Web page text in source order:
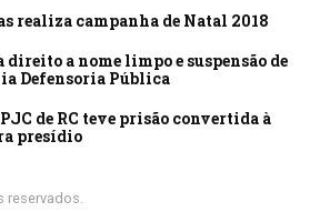
realiza campanha de Natal 2018
a nome limpo e suspensão de
Defensoria Pública
de RC teve prisão convertida à
presídio